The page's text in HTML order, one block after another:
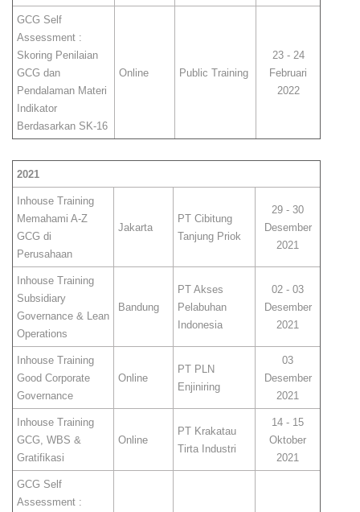
GCG Self
Assessment :
Skoring Penilaian
GCG dan
Pendalaman Materi
Indikator
Berdasarkan SK-16
Online Public Training
23 - 24
Februari
2022
2021
Inhouse Training
Memahami A-Z
GCG di
Perusahaan
Jakarta
PT Cibitung
Tanjung Priok
29 - 30
Desember
2021
Inhouse Training
Subsidiary
Governance & Lean
Operations
Bandung
PT Akses
Pelabuhan
Indonesia
02 - 03
Desember
2021
Inhouse Training
Good Corporate
Governance
Online
PT PLN
Enjiniring
03
Desember
2021
Inhouse Training
GCG, WBS &
Gratifikasi
Online
PT Krakatau
Tirta Industri
14 - 15
Oktober
2021
GCG Self
Assessment :